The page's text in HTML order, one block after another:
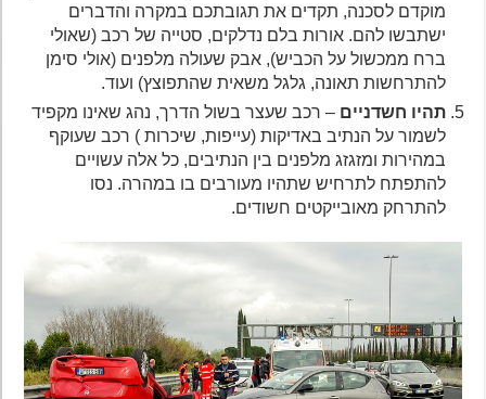
מוקדם לסכנה, תקדים את תגובתכם במקרה והדברים
ישתבשו להם. אורות בלם נדלקים, סטייה של רכב (שאולי
ברח ממכשול על הכביש), אבק שעולה מלפנים (אולי סימן
להתרחשות תאונה, גלגל משאית שהתפוצץ) ועוד.
תהיו חשדניים– רכב שעצר בשול הדרך, נהג שאינו מקפיד
לשמור על הנתיב באדיקות (עייפות, שיכרות ) רכב שעוקף
במהירות ומזגזג מלפנים בין הנתיבים, כל אלה עשויים
להתפתח לתרחיש שתהיו מעורבים בו במהרה. נסו
להתרחק מאובייקטים חשודים.